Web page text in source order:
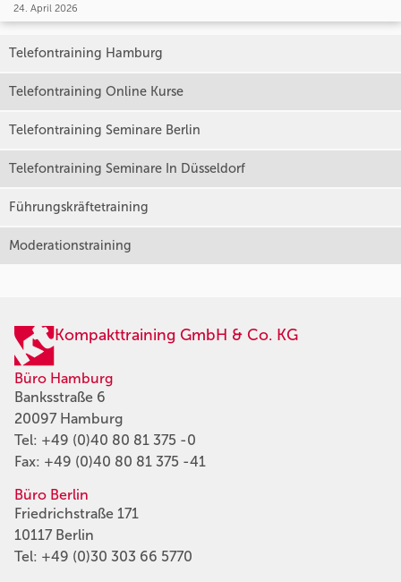
24. April 2026
Telefontraining Hamburg
Telefontraining Online Kurse
Telefontraining Seminare Berlin
Telefontraining Seminare In Düsseldorf
Führungskräftetraining
Moderationstraining
Kompakttraining GmbH & Co. KG
Büro Hamburg
Banksstraße 6
20097 Hamburg
Tel: +49 (0)40 80 81 375 -0
Fax: +49 (0)40 80 81 375 -41
Büro Berlin
Friedrichstraße 171
10117 Berlin
Tel: +49 (0)30 303 66 5770